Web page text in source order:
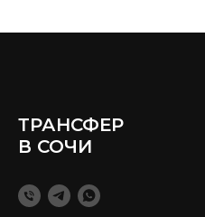
ТРАНСФЕР
В СОЧИ